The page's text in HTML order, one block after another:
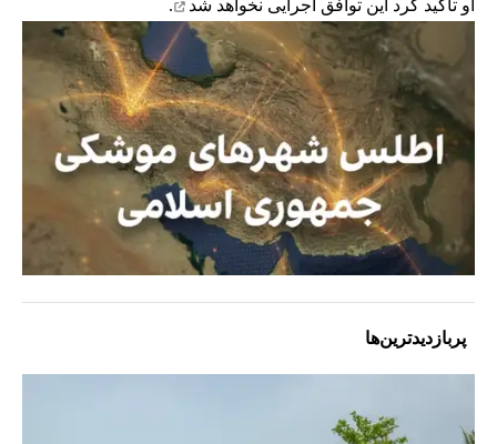
او تاکید کرد این توافق اجرایی نخواهد شد .
پربازدیدترین‌ها